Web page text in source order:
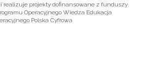
realizuje projekty dofinansowane z funduszy
Operacyjnego Wiedza Edukacja
Polska Cyfrowa